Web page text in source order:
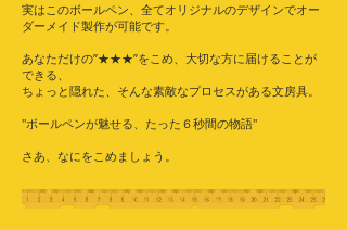
実はこのボールペン、全てオリジナルのデザインでオー
ダーメイド製作が可能です。
あなただけの”★★★”をこめ、大切な方に届けることが
できる、
ちょっと隠れた、そんな素敵なプロセスがある文房具。
"ボールペンが魅せる、たった６秒間の物語"
さあ、なにをこめましょう。